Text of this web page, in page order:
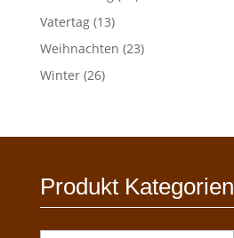
Vatertag (13)
Weihnachten (23)
Winter (26)
Produkt Kategorien